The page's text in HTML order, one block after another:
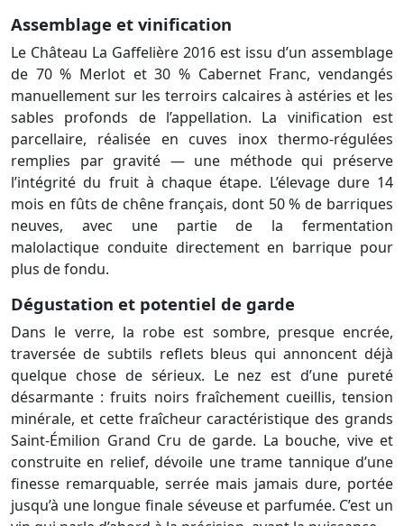
Assemblage et vinification
Le Château La Gaffelière 2016 est issu d’un assemblage
de 70 % Merlot et 30 % Cabernet Franc, vendangés
manuellement sur les terroirs calcaires à astéries et les
sables profonds de l’appellation. La vinification est
parcellaire, réalisée en cuves inox thermo-régulées
remplies par gravité — une méthode qui préserve
l’intégrité du fruit à chaque étape. L’élevage dure 14
mois en fûts de chêne français, dont 50 % de barriques
neuves, avec une partie de la fermentation
malolactique conduite directement en barrique pour
plus de fondu.
Dégustation et potentiel de garde
Dans le verre, la robe est sombre, presque encrée,
traversée de subtils reflets bleus qui annoncent déjà
quelque chose de sérieux. Le nez est d’une pureté
désarmante : fruits noirs fraîchement cueillis, tension
minérale, et cette fraîcheur caractéristique des grands
Saint-Émilion Grand Cru de garde. La bouche, vive et
construite en relief, dévoile une trame tannique d’une
finesse remarquable, serrée mais jamais dure, portée
jusqu’à une longue finale séveuse et parfumée. C’est un